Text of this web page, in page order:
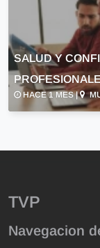
SALUD Y
HACE 1 MES |
TVP
Navegacion